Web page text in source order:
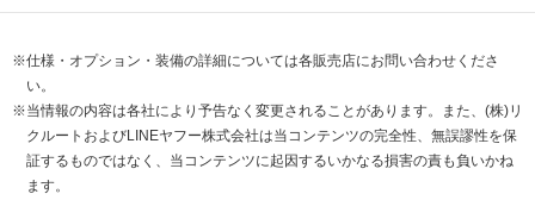
※仕様・オプション・装備の詳細については各販売店にお問い合わせくださ
い。
※当情報の内容は各社により予告なく変更されることがあります。また、(株)リ
クルートおよびLINEヤフー株式会社は当コンテンツの完全性、無誤謬性を保
証するものではなく、当コンテンツに起因するいかなる損害の責も負いかね
ます。